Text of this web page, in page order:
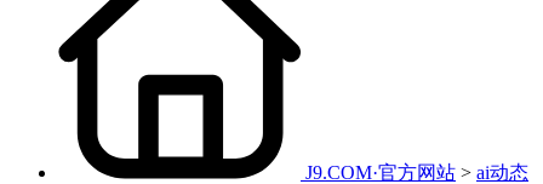
J9.COM·官方网站 > ai动态